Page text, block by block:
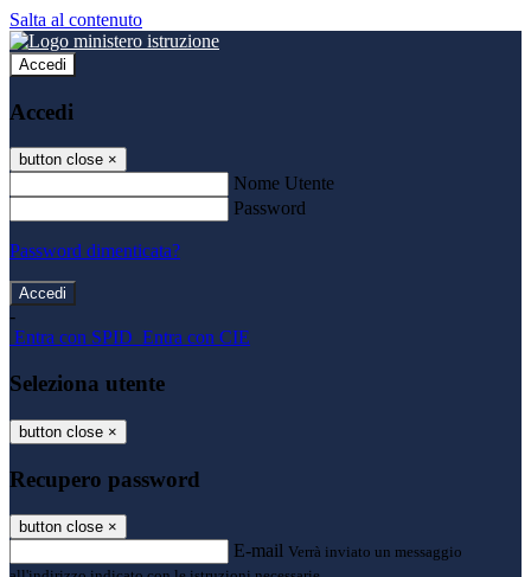
Salta al contenuto
Accedi
Accedi
button close ×
Nome Utente
Password
Password dimenticata?
-
Entra con SPID Entra con CIE
Seleziona utente
button close ×
Recupero password
button close ×
E-mail Verrà inviato un messaggio